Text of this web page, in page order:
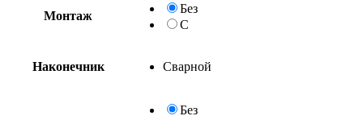
Монтаж
Без
С
Наконечник Сварной
Без